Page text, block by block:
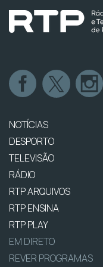
NOTÍCIAS
DESPORTO
TELEVISÃO
RÁDIO
RTP ARQUIVOS
RTP ENSINA
RTP PLAY
EM DIRETO
REVER PROGRAMAS